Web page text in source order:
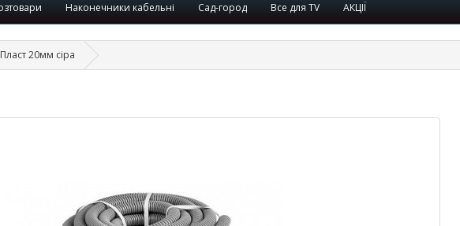
Наконечники кабельні Сад-город Все для TV АКЦІЇ
20мм сіра